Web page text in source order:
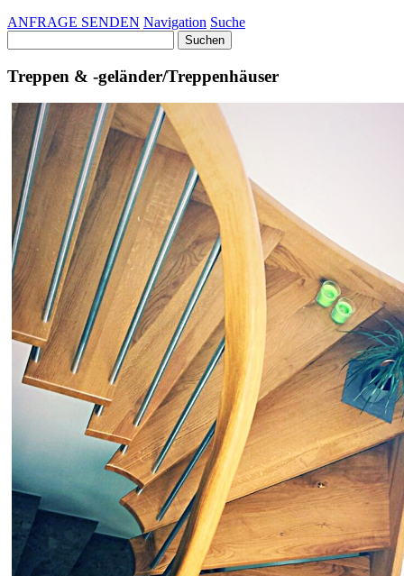
ANFRAGE SENDEN Navigation Suche
nach:
Treppen & -geländer/Treppenhäuser